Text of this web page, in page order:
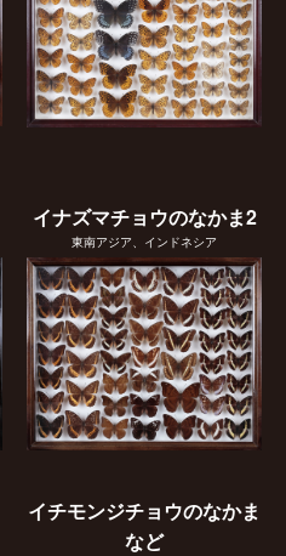
イナズマチョウのなかま2
東南アジア、インドネシア
イチモンジチョウのなかま
など